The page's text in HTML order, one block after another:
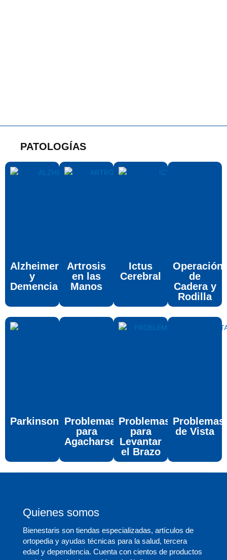
PATOLOGÍAS
Alzheimer
y
Demencia
Artrosis
en las
Manos
Ictus
Cerebral
Operación
de
Cadera y
Rodilla
Parkinson Problemas
para
Agacharse
Problemas
para
Levantar
el Brazo
Problemas
de Vista
Quienes somos
Bienestaris son tiendas especializadas, artículos de
ortopedia y ayudas técnicas para la salud, tercera
edad y dependencia. Cuenta con cientos de productos